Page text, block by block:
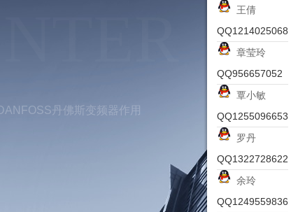
丹佛斯变频器作用
王倩
QQ1214025068
章莹玲
QQ956657052
覃小敏
QQ1255096653
罗丹
QQ1322728622
余玲
QQ1249559836